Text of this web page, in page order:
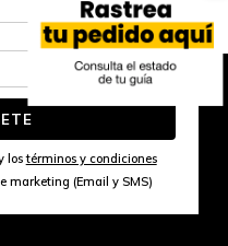
lostérminos y condiciones
marketing (Email y SMS)